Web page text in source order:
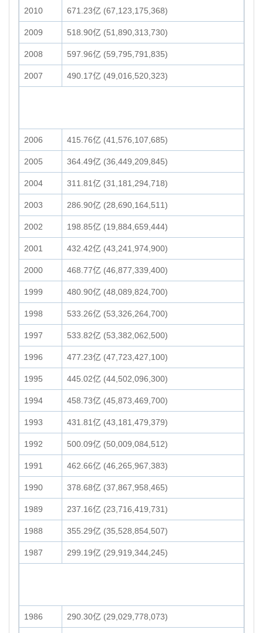
2010 671.23亿 (67,123,175,368)
2009 518.90亿 (51,890,313,730)
2008 597.96亿 (59,795,791,835)
2007 490.17亿 (49,016,520,323)
2006 415.76亿 (41,576,107,685)
2005 364.49亿 (36,449,209,845)
2004 311.81亿 (31,181,294,718)
2003 286.90亿 (28,690,164,511)
2002 198.85亿 (19,884,659,444)
2001 432.42亿 (43,241,974,900)
2000 468.77亿 (46,877,339,400)
1999 480.90亿 (48,089,824,700)
1998 533.26亿 (53,326,264,700)
1997 533.82亿 (53,382,062,500)
1996 477.23亿 (47,723,427,100)
1995 445.02亿 (44,502,096,300)
1994 458.73亿 (45,873,469,700)
1993 431.81亿 (43,181,479,379)
1992 500.09亿 (50,009,084,512)
1991 462.66亿 (46,265,967,383)
1990 378.68亿 (37,867,958,465)
1989 237.16亿 (23,716,419,731)
1988 355.29亿 (35,528,854,507)
1987 299.19亿 (29,919,344,245)
1986 290.30亿 (29,029,778,073)